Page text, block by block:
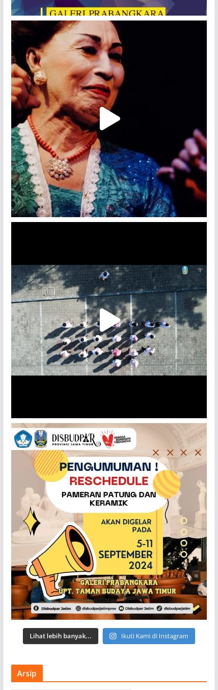
Lihat lebih banyak... Ikuti Kami di Instagram
Arsip